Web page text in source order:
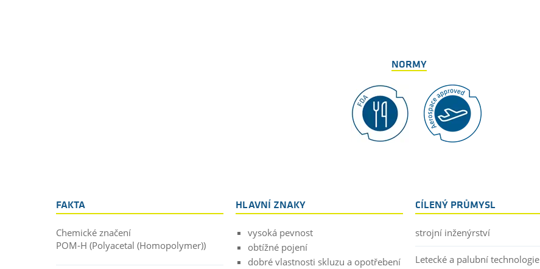
NORMY
FAKTA
Chemické značení
POM-H (Polyacetal (Homopolymer))
HLAVNÍ ZNAKY
vysoká pevnost
obtížné pojení
dobré vlastnosti skluzu a opotřebení
CÍLENÝ PRŮMYSL
strojní inženýrství
Letecké a palubní technologie